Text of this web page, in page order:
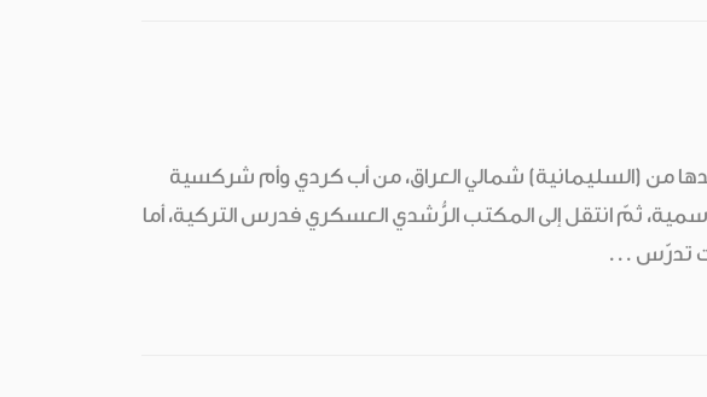
في أسرة كردية، جاء جدها من (السليمانية) شمالي العراق، من أب كردي وأم شركسية
ثمّ انتقل إلى المكتب الرُّشدي العسكري فدرس التركية، أما
تدرّس ...